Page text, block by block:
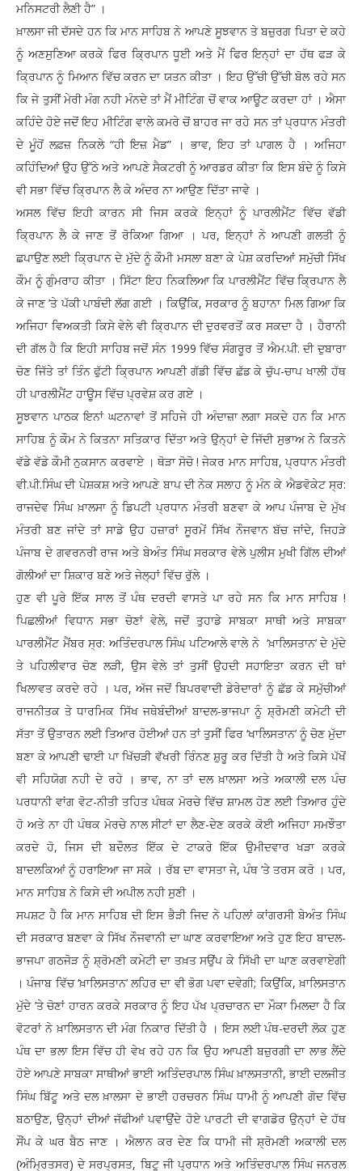
ਮਨਿਸਟਰੀ ਲੈਣੀ ਹੈ” ।
ਖ਼ਾਲਸਾ ਜੀ ਦੱਸਦੇ ਹਨ ਕਿ ਮਾਨ ਸਾਹਿਬ ਨੇ ਆਪਣੇ ਸੂਝਵਾਨ ਤੇ ਬਜ਼ੁਰਗ ਪਿਤਾ ਦੇ ਕਹੇ
ਨੂੰ ਅਣਸੁਣਿਆ ਕਰਕੇ ਫਿਰ ਕ੍ਰਿਪਾਨ ਧੂਈ ਅਤੇ ਮੈਂ ਫਿਰ ਇਨ੍ਹਾਂ ਦਾ ਹੱਥ ਫੜ ਕੇ
ਕ੍ਰਿਪਾਨ ਨੂੰ ਮਿਆਨ ਵਿੱਚ ਕਰਨ ਦਾ ਯਤਨ ਕੀਤਾ । ਇਹ ਉੱਚੀ ਉੱਚੀ ਬੋਲ ਰਹੇ ਸਨ
ਕਿ ਜੇ ਤੁਸੀਂ ਮੇਰੀ ਮੰਗ ਨਹੀ ਮੰਨਦੇ ਤਾਂ ਮੈਂ ਮੀਟਿੰਗ ਚੋਂ ਵਾਕ ਆਊਟ ਕਰਦਾ ਹਾਂ । ਐਸਾ
ਕਹਿੰਦੇ ਹੋਏ ਜਦੋਂ ਇਹ ਮੀਟਿੰਗ ਵਾਲੇ ਕਮਰੇ ਚੋਂ ਬਾਹਰ ਜਾ ਰਹੇ ਸਨ ਤਾਂ ਪ੍ਰਧਾਨ ਮੰਤਰੀ
ਦੇ ਮੂੰਹੋਂ ਲਫ਼ਜ਼ ਨਿਕਲੇ “ਹੀ ਇਜ਼ ਮੈਡ” । ਭਾਵ, ਇਹ ਤਾਂ ਪਾਗਲ ਹੈ । ਅਜਿਹਾ
ਕਹਿੰਦਿਆਂ ਉਹ ਉੱਠੇ ਅਤੇ ਆਪਣੇ ਸੈਕਟਰੀ ਨੂੰ ਆਰਡਰ ਕੀਤਾ ਕਿ ਇਸ ਬੰਦੇ ਨੂੰ ਕਿਸੇ
ਵੀ ਸਭਾ ਵਿੱਚ ਕ੍ਰਿਪਾਨ ਲੈ ਕੇ ਅੰਦਰ ਨਾ ਆਉਣ ਦਿੱਤਾ ਜਾਵੇ ।
ਅਸਲ ਵਿੱਚ ਇਹੀ ਕਾਰਨ ਸੀ ਜਿਸ ਕਰਕੇ ਇਨ੍ਹਾਂ ਨੂੰ ਪਾਰਲੀਮੈਂਟ ਵਿੱਚ ਵੱਡੀ
ਕ੍ਰਿਪਾਨ ਲੈ ਕੇ ਜਾਣ ਤੋਂ ਰੋਕਿਆ ਗਿਆ । ਪਰ, ਇਨ੍ਹਾਂ ਨੇ ਆਪਣੀ ਗਲਤੀ ਨੂੰ
ਛਪਾਉਣ ਲਈ ਕ੍ਰਿਪਾਨ ਦੇ ਮੁੱਦੇ ਨੂੰ ਕੌਮੀ ਮਸਲਾ ਬਣਾ ਕੇ ਪੇਸ਼ ਕਰਦਿਆਂ ਸਮੁੱਚੀ ਸਿੱਖ
ਕੌਮ ਨੂੰ ਗੁੰਮਰਾਹ ਕੀਤਾ । ਸਿੱਟਾ ਇਹ ਨਿਕਲਿਆ ਕਿ ਪਾਰਲੀਮੈਂਟ ਵਿੱਚ ਕ੍ਰਿਪਾਨ ਲੈ
ਕੇ ਜਾਣ ’ਤੇ ਪੱਕੀ ਪਾਬੰਦੀ ਲੱਗ ਗਈ । ਕਿਉਂਕਿ, ਸਰਕਾਰ ਨੂੰ ਬਹਾਨਾ ਮਿਲ ਗਿਆ ਕਿ
ਅਜਿਹਾ ਵਿਅਕਤੀ ਕਿਸੇ ਵੇਲੇ ਵੀ ਕ੍ਰਿਪਾਨ ਦੀ ਦੁਰਵਰਤੋਂ ਕਰ ਸਕਦਾ ਹੈ । ਹੈਰਾਨੀ
ਦੀ ਗੱਲ ਹੈ ਕਿ ਇਹੀ ਸਾਹਿਬ ਜਦੋਂ ਸੰਨ 1999 ਵਿੱਚ ਸੰਗਰੂਰ ਤੋਂ ਐਮ.ਪੀ. ਦੀ ਦੁਬਾਰਾ
ਚੋਣ ਜਿੱਤੇ ਤਾਂ ਤਿੰਨ ਫੁੱਟੀ ਕ੍ਰਿਪਾਨ ਆਪਣੀ ਗੱਡੀ ਵਿੱਚ ਛੱਡ ਕੇ ਚੁੱਪ-ਚਾਪ ਖਾਲੀ ਹੱਥ
ਹੀ ਪਾਰਲੀਮੈਂਟ ਹਾਊਸ ਵਿੱਚ ਪ੍ਰਵੇਸ਼ ਕਰ ਗਏ ।
ਸੂਝਵਾਨ ਪਾਠਕ ਇਨਾਂ ਘਟਨਾਵਾਂ ਤੋਂ ਸਹਿਜੇ ਹੀ ਅੰਦਾਜ਼ਾ ਲਗਾ ਸਕਦੇ ਹਨ ਕਿ ਮਾਨ
ਸਾਹਿਬ ਨੂੰ ਕੌਮ ਨੇ ਕਿਤਨਾ ਸਤਿਕਾਰ ਦਿੱਤਾ ਅਤੇ ਉਨ੍ਹਾਂ ਦੇ ਜਿੱਦੀ ਸੁਭਾਅ ਨੇ ਕਿਤਨੇ
ਵੱਡੇ ਵੱਡੇ ਕੌਮੀ ਨੁਕਸਾਨ ਕਰਵਾਏ । ਥੋੜਾ ਸੋਚੋ ! ਜੇਕਰ ਮਾਨ ਸਾਹਿਬ, ਪ੍ਰਧਾਨ ਮੰਤਰੀ
ਵੀ.ਪੀ.ਸਿੰਘ ਦੀ ਪੇਸ਼ਕਸ਼ ਅਤੇ ਆਪਣੇ ਬਾਪ ਦੀ ਨੇਕ ਸਲਾਹ ਨੂੰ ਮੰਨ ਕੇ ਐਡਵੋਕੇਟ ਸ੍ਰ:
ਰਾਜਦੇਵ ਸਿੰਘ ਖ਼ਾਲਸਾ ਨੂੰ ਡਿਪਟੀ ਪ੍ਰਧਾਨ ਮੰਤਰੀ ਬਣਵਾ ਕੇ ਆਪ ਪੰਜਾਬ ਦੇ ਮੁੱਖ
ਮੰਤਰੀ ਬਣ ਜਾਂਦੇ ਤਾਂ ਸਾਡੇ ਉਹ ਹਜ਼ਾਰਾਂ ਸੂਰਮੇਂ ਸਿੱਖ ਨੌਜਵਾਨ ਬੱਚ ਜਾਂਦੇ, ਜਿਹੜੇ
ਪੰਜਾਬ ਦੇ ਗਵਰਨਰੀ ਰਾਜ ਅਤੇ ਬੇਅੰਤ ਸਿੰਘ ਸਰਕਾਰ ਵੇਲੇ ਪੁਲੀਸ ਮੁਖੀ ਗਿੱਲ ਦੀਆਂ
ਗੋਲੀਆਂ ਦਾ ਸ਼ਿਕਾਰ ਬਣੇ ਅਤੇ ਜੇਲ੍ਹਾਂ ਵਿੱਚ ਰੁੱਲੇ ।
ਹੁਣ ਵੀ ਪੂਰੇ ਇੱਕ ਸਾਲ ਤੋਂ ਪੰਥ ਦਰਦੀ ਵਾਸਤੇ ਪਾ ਰਹੇ ਸਨ ਕਿ ਮਾਨ ਸਾਹਿਬ !
ਪਿਛਲੀਆਂ ਵਿਧਾਨ ਸਭਾ ਚੋਣਾਂ ਵੇਲੇ, ਜਦੋਂ ਤੁਹਾਡੇ ਸਾਬਕਾ ਸਾਥੀ ਅਤੇ ਸਾਬਕਾ
ਪਾਰਲੀਮੈਂਟ ਮੈਂਬਰ ਸ੍ਰ: ਅਤਿੰਦਰਪਾਲ ਸਿੰਘ ਪਟਿਆਲੇ ਵਾਲੇ ਨੇ ‘ਖ਼ਾਲਿਸਤਾਨ’ ਦੇ ਮੁੱਦੇ
ਤੇ ਪਹਿਲੀਵਾਰ ਚੋਣ ਲੜੀ, ਉਸ ਵੇਲੇ ਤਾਂ ਤੁਸੀਂ ਉਹਦੀ ਸਹਾਇਤਾ ਕਰਨ ਦੀ ਥਾਂ
ਖਿਲਾਵਤ ਕਰਦੇ ਰਹੇ । ਪਰ, ਅੱਜ ਜਦੋਂ ਬਿਪਰਵਾਦੀ ਡੇਰੇਦਾਰਾਂ ਨੂੰ ਛੱਡ ਕੇ ਸਮੁੱਚੀਆਂ
ਰਾਜਨੀਤਕ ਤੇ ਧਾਰਮਿਕ ਸਿੱਖ ਜਥੇਬੰਦੀਆਂ ਬਾਦਲ-ਭਾਜਪਾ ਨੂੰ ਸ਼੍ਰੋਮਣੀ ਕਮੇਟੀ ਦੀ
ਸੱਤਾ ਤੋਂ ਉਤਾਰਨ ਲਈ ਤਿਆਰ ਹੋਈਆਂ ਹਨ ਤਾਂ ਤੁਸੀਂ ਫਿਰ ‘ਖਾਲਿਸਤਾਨ’ ਨੂੰ ਚੋਣ ਮੁੱਦਾ
ਬਣਾ ਕੇ ਆਪਣੀ ਢਾਈ ਪਾ ਖਿੱਚੜੀ ਵੱਖਰੀ ਰਿੰਨਣ ਸ਼ੁਰੂ ਕਰ ਦਿੱਤੀ ਹੈ ਅਤੇ ਕਿਸੇ ਪੱਖੋਂ
ਵੀ ਸਹਿਯੋਗ ਨਹੀ ਦੇ ਰਹੇ । ਭਾਵ, ਨਾ ਤਾਂ ਦਲ ਖ਼ਾਲਸਾ ਅਤੇ ਅਕਾਲੀ ਦਲ ਪੰਚ
ਪਰਧਾਨੀ ਵਾਂਗ ਵੋਟ-ਨੀਤੀ ਤਹਿਤ ਪੰਥਕ ਮੋਰਚੇ ਵਿੱਚ ਸ਼ਾਮਲ ਹੋਣ ਲਈ ਤਿਆਰ ਹੁੰਦੇ
ਹੋ ਅਤੇ ਨਾ ਹੀ ਪੰਥਕ ਮੋਰਚੇ ਨਾਲ ਸੀਟਾਂ ਦਾ ਲੈਣ-ਦੇਣ ਕਰਕੇ ਕੋਈ ਅਜਿਹਾ ਸਮਝੌਤਾ
ਕਰਦੇ ਹੋ, ਜਿਸ ਦੀ ਬਦੌਲਤ ਇੱਕ ਦੇ ਟਾਕਰੇ ਇੱਕ ਉਮੀਦਵਾਰ ਖੜਾ ਕਰਕੇ
ਬਾਦਲਕਿਆਂ ਨੂੰ ਹਰਾਇਆ ਜਾ ਸਕੇ । ਰੱਬ ਦਾ ਵਾਸਤਾ ਜੇ, ਪੰਥ ’ਤੇ ਤਰਸ ਕਰੋ । ਪਰ,
ਮਾਨ ਸਾਹਿਬ ਨੇ ਕਿਸੇ ਦੀ ਅਪੀਲ ਨਹੀ ਸੁਣੀ ।
ਸਪਸ਼ਟ ਹੈ ਕਿ ਮਾਨ ਸਾਹਿਬ ਦੀ ਇਸ ਭੈੜੀ ਜਿਦ ਨੇ ਪਹਿਲਾਂ ਕਾਂਗਰਸੀ ਬੇਅੰਤ ਸਿੰਘ
ਦੀ ਸਰਕਾਰ ਬਣਵਾ ਕੇ ਸਿੱਖ ਨੌਜਵਾਨੀ ਦਾ ਘਾਣ ਕਰਵਾਇਆ ਅਤੇ ਹੁਣ ਇਹ ਬਾਦਲ-
ਭਾਜਪਾ ਗਠਜੋੜ ਨੂੰ ਸ਼੍ਰੋਮਣੀ ਕਮੇਟੀ ਦਾ ਤਖ਼ਤ ਸਉਂਪ ਕੇ ਸਿੱਖੀ ਦਾ ਘਾਣ ਕਰਵਾਏਗੀ
। ਪੰਜਾਬ ਵਿੱਚ ‘ਖ਼ਾਲਿਸਤਾਨ’ ਲਹਿਰ ਦਾ ਵੀ ਭੋਗ ਪਵਾ ਦਵੇਗੀ; ਕਿਉਂਕਿ, ਖ਼ਾਲਿਸਤਾਨ
ਮੁੱਦੇ ’ਤੇ ਚੋਣਾਂ ਹਾਰਨ ਕਰਕੇ ਸਰਕਾਰ ਨੂੰ ਇਹ ਪੱਖ ਪ੍ਰਚਾਰਨ ਦਾ ਮੌਕਾ ਮਿਲਦਾ ਹੈ ਕਿ
ਵੋਟਰਾਂ ਨੇ ਖ਼ਾਲਿਸਤਾਨ ਦੀ ਮੰਗ ਨਿਕਾਰ ਦਿੱਤੀ ਹੈ । ਇਸ ਲਈ ਪੰਥ-ਦਰਦੀ ਲੋਕ ਹੁਣ
ਪੰਥ ਦਾ ਭਲਾ ਇਸ ਵਿੱਚ ਹੀ ਵੇਖ ਰਹੇ ਹਨ ਕਿ ਉਹ ਆਪਣੀ ਬਜ਼ੁਰਗੀ ਦਾ ਲਾਭ ਲੈਂਦੇ
ਹੋਏ ਆਪਣੇ ਸਾਬਕਾ ਸਾਥੀਆਂ ਭਾਈ ਅਤਿੰਦਰਪਾਲ ਸਿੰਘ ਖ਼ਾਲਸਤਾਨੀ, ਭਾਈ ਦਲਜੀਤ
ਸਿੰਘ ਬਿੱਟੂ ਅਤੇ ਦਲ ਖ਼ਾਲਸਾ ਦੇ ਭਾਈ ਹਰਚਰਨ ਸਿੰਘ ਧਾਮੀ ਨੂੰ ਆਪਣੀ ਗੋਦ ਵਿੱਚ
ਬਠਾਉਣ, ਉਨ੍ਹਾਂ ਦੀਆਂ ਜੱਫੀਆਂ ਪਵਾਉਂਦੇ ਹੋਏ ਪਾਰਟੀ ਦੀ ਵਾਗਡੋਰ ਉਨ੍ਹਾਂ ਦੇ ਹੱਥ
ਸੌਂਪ ਕੇ ਘਰ ਬੈਠ ਜਾਣ । ਐਲਾਨ ਕਰ ਦੇਣ ਕਿ ਧਾਮੀ ਜੀ ਸ਼੍ਰੋਮਣੀ ਅਕਾਲੀ ਦਲ
(ਅੰਮ੍ਰਿਤਸਰ) ਦੇ ਸਰਪ੍ਰਸਤ, ਬਿਟੂ ਜੀ ਪ੍ਰਧਾਨ ਅਤੇ ਅਤਿੰਦਰਪਾਲ ਸਿੰਘ ਜਨਰਲ